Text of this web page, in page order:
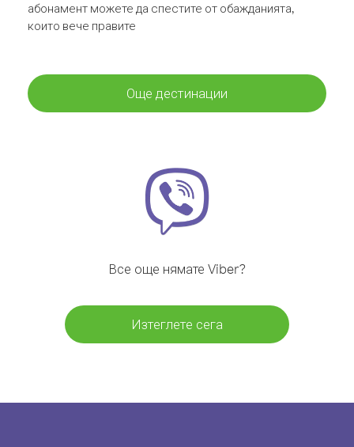
абонамент можете да спестите от обажданията,
които вече правите
Още дестинации
Все още нямате Viber?
Изтеглете сега